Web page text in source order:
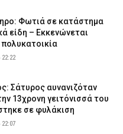
Φωτιά σε κατάστημα
είδη – Εκκενώνεται
Σάτυρος αυνανιζόταν
13χρονη γειτόνισσά του
σε φυλάκιση